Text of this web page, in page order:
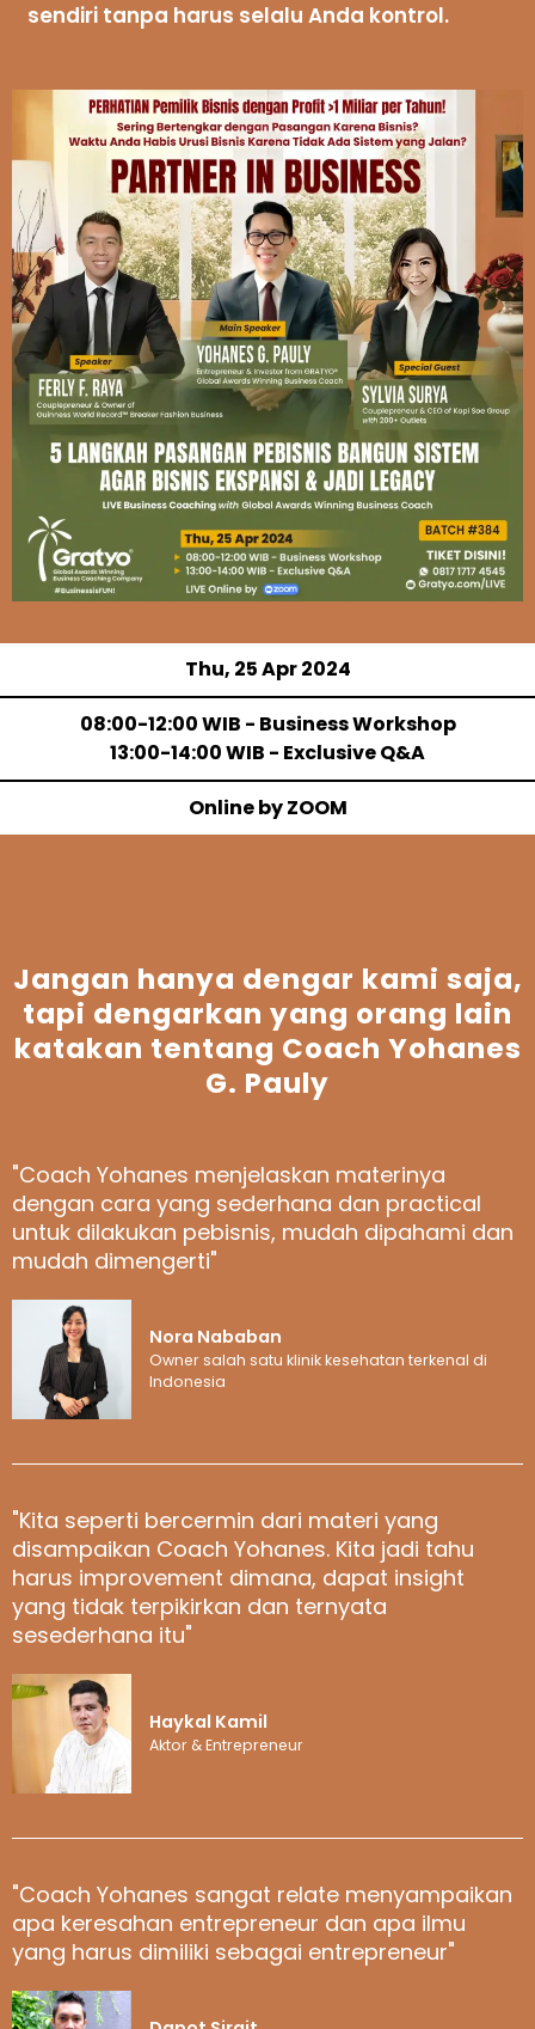
sendiri tanpa harus selalu Anda kontrol.
Thu, 25 Apr 2024
08:00-12:00 WIB - Business Workshop
13:00-14:00 WIB - Exclusive Q&A
Online by ZOOM
Jangan hanya dengar kami saja,
tapi dengarkan yang orang lain
katakan tentang Coach Yohanes
G. Pauly
"Coach Yohanes menjelaskan materinya
dengan cara yang sederhana dan practical
untuk dilakukan pebisnis, mudah dipahami dan
mudah dimengerti"
Nora Nababan
Owner salah satu klinik kesehatan terkenal di
Indonesia
"Kita seperti bercermin dari materi yang
disampaikan Coach Yohanes. Kita jadi tahu
harus improvement dimana, dapat insight
yang tidak terpikirkan dan ternyata
sesederhana itu"
Haykal Kamil
Aktor & Entrepreneur
"Coach Yohanes sangat relate menyampaikan
apa keresahan entrepreneur dan apa ilmu
yang harus dimiliki sebagai entrepreneur"